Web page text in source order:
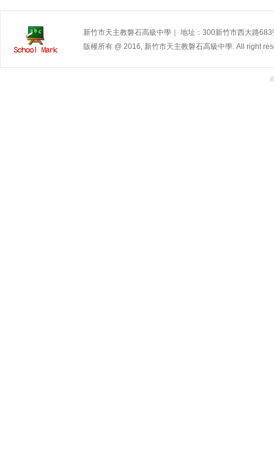
新竹市天主教磐石高級中學｜ 地址：300新竹市西大路
版權所有 @ 2016, 新竹市天主教磐石高級中學. All right